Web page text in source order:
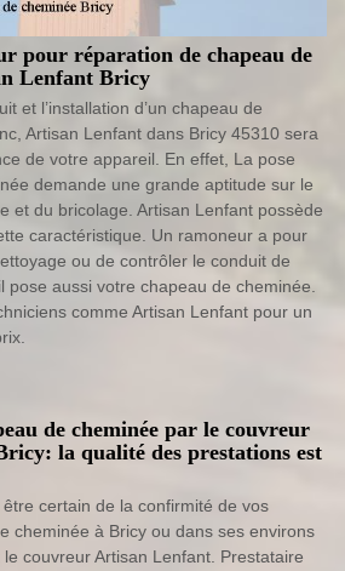
pour réparation de chapeau de
Lenfant Bricy
et l’installation d’un chapeau de
Artisan Lenfant dans Bricy 45310 sera
de votre appareil. En effet, La pose
demande une grande aptitude sur le
et du bricolage. Artisan Lenfant possède
caractéristique. Un ramoneur a pour
ou de contrôler le conduit de
pose aussi votre chapeau de cheminée.
comme Artisan Lenfant pour un
de cheminée par le couvreur
la qualité des prestations est
certain de la confirmité de vos
cheminée à Bricy ou dans ses environs
couvreur Artisan Lenfant. Prestataire